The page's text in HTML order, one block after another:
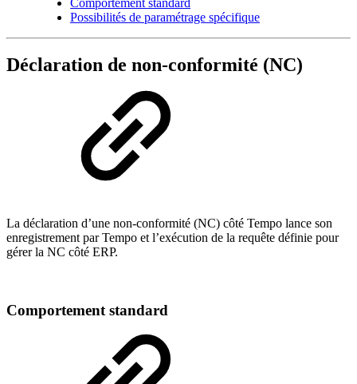
Possibilités de paramétrage spécifique
Déclaration de non-conformité (NC)
La déclaration d’une non-conformité (NC) côté Tempo lance son
enregistrement par Tempo et l’exécution de la requête définie pour
gérer la NC côté ERP.
Comportement standard